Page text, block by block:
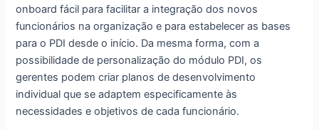
onboard fácil para facilitar a integração dos novos
funcionários na organização e para estabelecer as bases
para o PDI desde o início. Da mesma forma, com a
possibilidade de personalização do módulo PDI, os
gerentes podem criar planos de desenvolvimento
individual que se adaptem especificamente às
necessidades e objetivos de cada funcionário.